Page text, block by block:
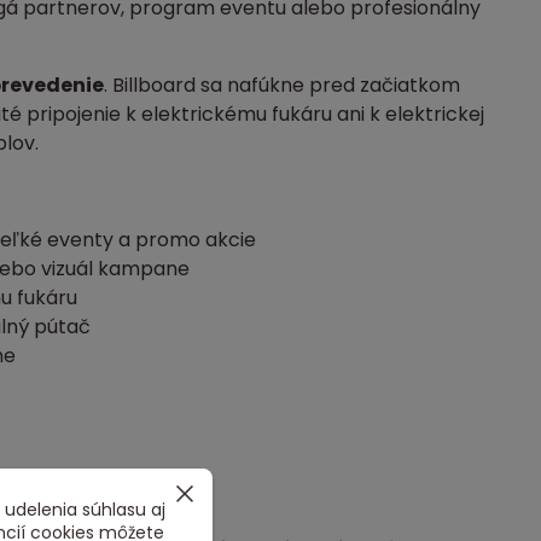
partnerov, program eventu alebo profesionálny
. Billboard sa nafúkne pred začiatkom
pripojenie k elektrickému fukáru ani k elektrickej
eventy a promo akcie
vizuál kampane
fukáru
pútač
súhlasu aj
cookies môžete